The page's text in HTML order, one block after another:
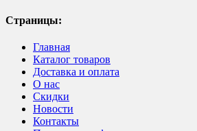
Страницы:
Главная
Каталог товаров
Доставка и оплата
О нас
Скидки
Новости
Контакты